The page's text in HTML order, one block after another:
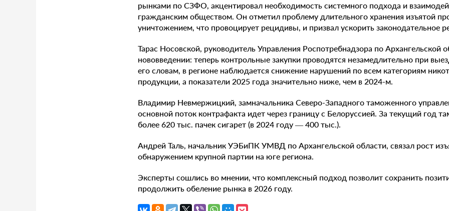
рынками по СЗФО, акцентировал необходимость системного подхода и
гражданским обществом. Он отметил проблему длительного хранения изъятой
уничтожением, что провоцирует рецидивы, и призвал ускорить законодательное
Тарас Носовской, руководитель Управления Роспотребнадзора по Архангельской
нововведении: теперь контрольные закупки проводятся незамедлительно при
его словам, в регионе наблюдается снижение нарушений по всем категориям
продукции, а показатели 2025 года значительно ниже, чем в 2024-м.
Владимир Невмержицкий, замначальника Северо-Западного таможенного
основной поток контрафакта идет через границу с Белоруссией. За текущий год
более 620 тыс. пачек сигарет (в 2024 году — 400 тыс.).
Андрей Таль, начальник УЭБиПК УМВД по Архангельской области, связал рост
обнаружением крупной партии на юге региона.
Эксперты сошлись во мнении, что комплексный подход позволит сохранить
продолжить обеление рынка в 2026 году.